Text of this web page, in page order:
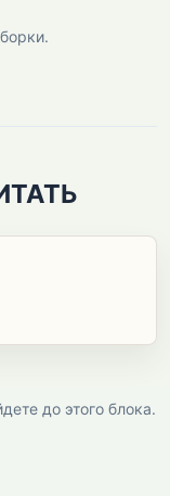
до этого блока.